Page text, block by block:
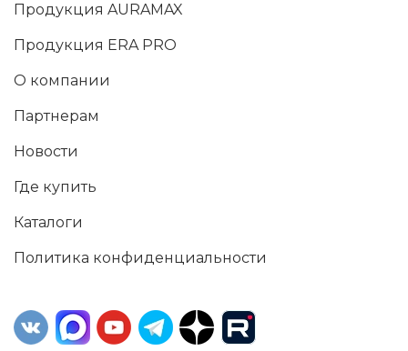
Продукция AURAMAX
Продукция ERA PRO
О компании
Партнерам
Новости
Где купить
Каталоги
Политика конфиденциальности